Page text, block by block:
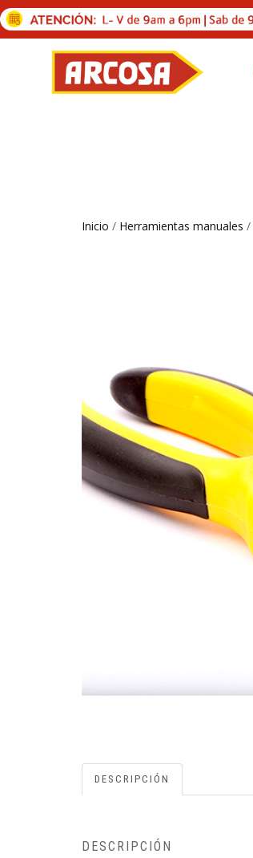
Inicio / Herramientas manuales /
DESCRIPCIÓN
DESCRIPCIÓN